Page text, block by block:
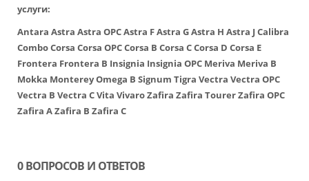
услуги:
Antara Astra Astra OPCAstra FAstra GAstra H Astra J Calibra
ComboCorsa Corsa OPCCorsa B Corsa CCorsa D Corsa E
Frontera Frontera B Insignia Insignia OPC Meriva Meriva B
Mokka MontereyOmega B Signum Tigra Vectra Vectra OPC
Vectra B Vectra CVita VivaroZafira Zafira TourerZafira OPC
Zafira AZafira B Zafira C
0 ВОПРОСОВ И ОТВЕТОВ